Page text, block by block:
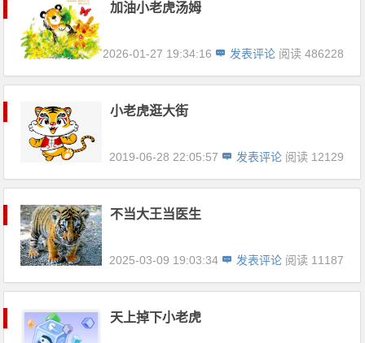
加油小老虎汤姆
2026-01-27 19:34:16 发表评论 阅读 486228
小老虎逛大街
2019-06-28 22:05:57 发表评论 阅读 12129
不当大王当医生
2025-03-09 19:03:34 发表评论 阅读 11187
天上掉下小老虎